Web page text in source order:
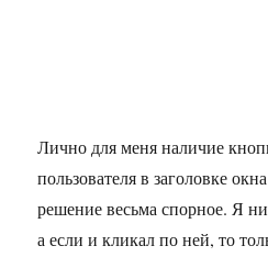
Лично для меня наличие
пользователя в заголовке
решение весьма спорное. Я
а если и кликал по ней, то